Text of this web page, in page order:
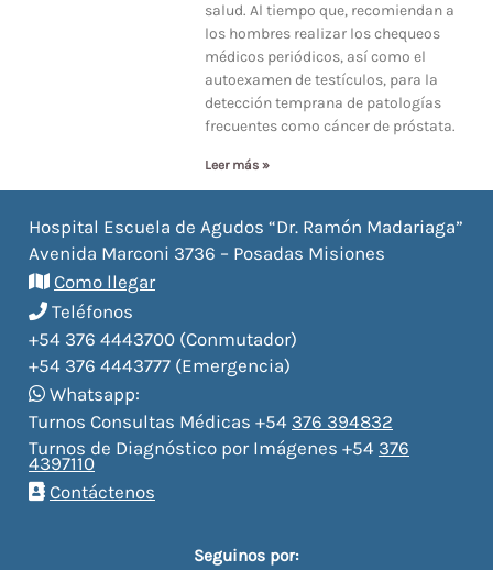
salud. Al tiempo que, recomiendan a
los hombres realizar los chequeos
médicos periódicos, así como el
autoexamen de testículos, para la
detección temprana de patologías
frecuentes como cáncer de próstata.
Leer más »
Hospital Escuela de Agudos “Dr. Ramón Madariaga”
Avenida Marconi 3736 – Posadas Misiones
Como llegar
Teléfonos
+54 376 4443700 (Conmutador)
+54 376 4443777 (Emergencia)
Whatsapp:
Turnos Consultas Médicas +54 376 394832
Turnos de Diagnóstico por Imágenes +54 376
4397110
Contáctenos
Seguinos por: